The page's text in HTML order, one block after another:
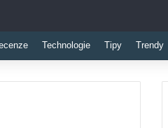
Technologie Tipy Trendy